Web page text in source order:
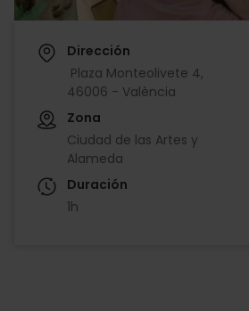
Dirección
Plaza Monteolivete 4,
46006 - València
Zona
Ciudad de las Artes y
Alameda
Duración
1h